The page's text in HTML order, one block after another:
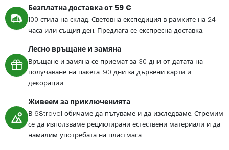
Безплатна доставка от 59 €
100 стила на склад. Световна експедиция в рамките на 24
часа или същия ден. Предлага се експресна доставка.
Лесно връщане и замяна
Връщане и замяна се приемат за 30 дни от датата на
получаване на пакета. 90 дни за дървени карти и
декорации.
Живеем за приключенията
В 68travel обичаме да пътуваме и да изследваме. Стремим
се да използваме рециклирани естествени материали и да
намалим употребата на пластмаса.